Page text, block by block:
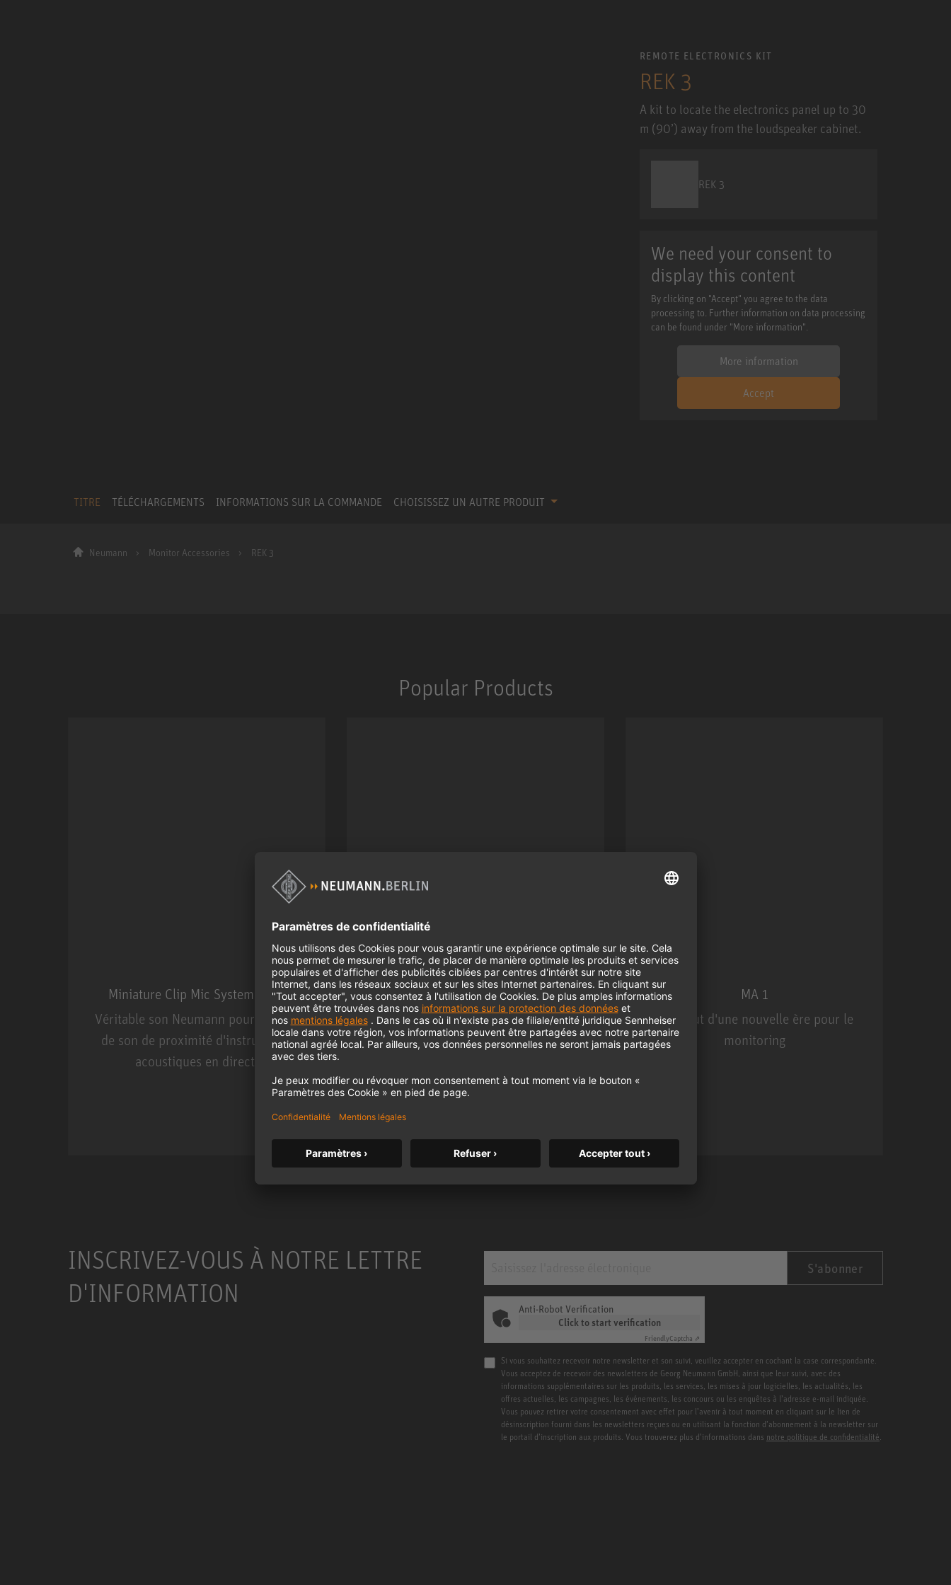
REMOTE ELECTRONICS KIT
REK 3
A kit to locate the electronics panel up to 30
m (90’) away from the loudspeaker cabinet.
REK 3
We need your consent to
display this content
By clicking on "Accept" you agree to the data
processing to. Further information on data processing
can be found under "More information".
More information
Accept
TITRE TÉLÉCHARGEMENTS INFORMATIONS SUR LA COMMANDE CHOISISSEZ UN AUTRE PRODUIT
Neumann Monitor Accessories REK 3
Popular Products
Miniature Clip Mic System MCM
Véritable son Neumann pour la prise
de son de proximité d'instruments
acoustiques en direct.
Miniature Clip Mic System MCM
KH 120 II
Le célèbre moniteur de studio de
Neumann passe un nouveau cap avec
résolution plus élevée et une
alimentation DSP.
MA 1
Le début d'une nouvelle ère pour le
monitoring
INSCRIVEZ-VOUS À NOTRE LETTRE
D'INFORMATION
S'abonner
Anti-Robot Verification
Click to start verification
FriendlyCaptcha ⇗
Si vous souhaitez recevoir notre newsletter et son suivi, veuillez accepter en cochant la case correspondante.
Vous acceptez de recevoir des newsletters de Georg Neumann GmbH, ainsi que leur suivi, avec des
informations supplémentaires sur les produits, les services, les mises à jour logicielles, les actualités, les
offres actuelles, les campagnes, les événements, les concours ou les enquêtes à l’adresse e-mail indiquée.
Vous pouvez retirer votre consentement avec effet pour l’avenir à tout moment en cliquant sur le lien de
désinscription fourni dans les newsletters reçues ou en utilisant la fonction d’abonnement à la newsletter sur
le portail d’inscription aux produits. Vous trouverez plus d’informations dans notre politique de confidentialité